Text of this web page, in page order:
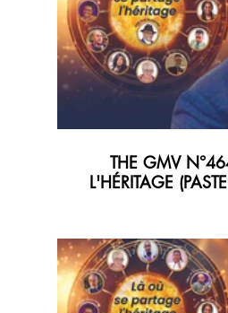
THE GMV
L'HÉRITAGE